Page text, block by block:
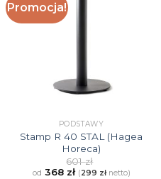
Promocja!
PODSTAWY
Stamp R 40 STAL (Hagea
Horeca)
601zł
od 368 zł (299 złnetto)